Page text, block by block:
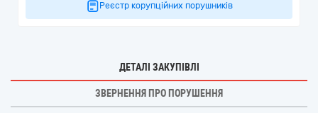
Реєстр корупційних порушників
ДЕТАЛІ ЗАКУПІВЛІ
ЗВЕРНЕННЯ ПРО ПОРУШЕННЯ